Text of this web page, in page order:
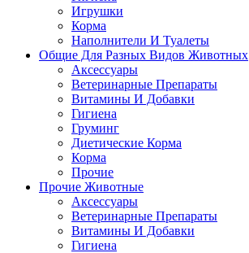
Игрушки
Корма
Наполнители И Туалеты
Общие Для Разных Видов Животных
Аксессуары
Ветеринарные Препараты
Витамины И Добавки
Гигиена
Груминг
Диетические Корма
Корма
Прочие
Прочие Животные
Аксессуары
Ветеринарные Препараты
Витамины И Добавки
Гигиена